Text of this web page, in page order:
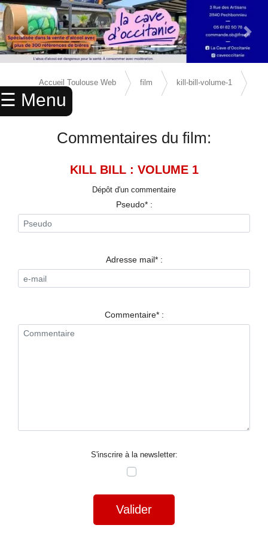
☰ Menu
× ACCUEIL
ANNUAIRE
SPORTS
RESTAURANTS
NUIT
Previous Slide Next
Accueil Toulouse Web film kill-bill-volume-1
avis
Commentaires du film:
KILL BILL : VOLUME 1
Dépôt d'un commentaire
Pseudo* :
Adresse mail* :
Commentaire* :
S'inscrire à la newsletter:
Valider